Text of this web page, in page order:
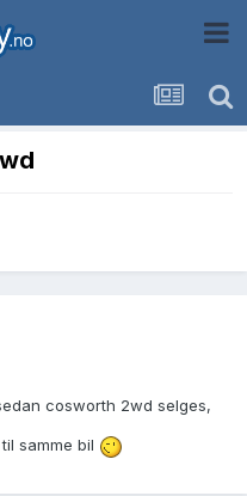
cosworth 2wd selges,
samme bil